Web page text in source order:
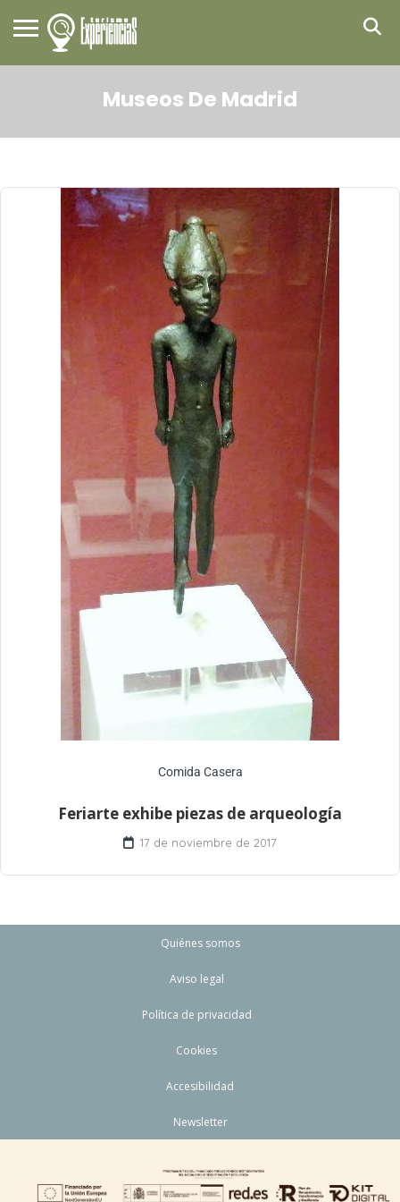
Museos De Madrid
Comida Casera
Feriarte exhibe piezas de arqueología
17 de noviembre de 2017
Quiénes somos
Aviso legal
Política de privacidad
Cookies
Accesibilidad
Newsletter